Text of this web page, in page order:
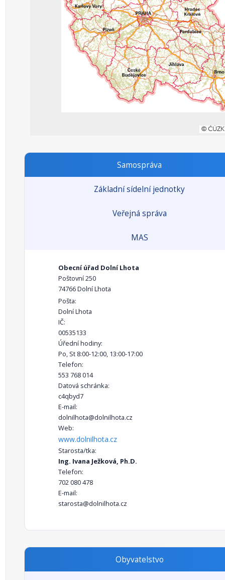
Samospráva
Základní sídelní jednotky
Veřejná správa
MAS
Obecní úřad Dolní Lhota
Poštovní 250
74766 Dolní Lhota
Pošta:
Dolní Lhota
IČ:
00535133
Úřední hodiny:
Po, St 8:00-12:00, 13:00-17:00
Telefon:
553 768 014
Datová schránka:
c4qbyd7
E-mail:
dolnilhota@dolnilhota.cz
Web:
www.dolnilhota.cz
Starosta/tka:
Ing. Ivana Ježková, Ph.D.
Telefon:
702 080 478
E-mail:
starosta@dolnilhota.cz
Obyvatelstvo